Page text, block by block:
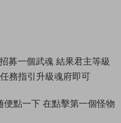
募一個武魂 結果君主等級
務指引升級魂府即可
點一下 在點擊第一個怪物